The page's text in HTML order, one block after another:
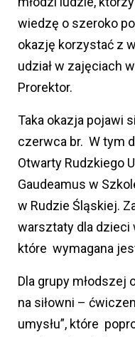
wiedzę o szeroko
okazję korzystać z
udział w zajęciach
Prorektor.
Taka okazja pojawi
czerwca br. W tym
Otwarty Rudzkiego
Gaudeamus w
w Rudzie Śląskiej.
warsztaty dla dzieci
które wymagana
Dla grupy młodszej
na siłowni –
umysłu”, które